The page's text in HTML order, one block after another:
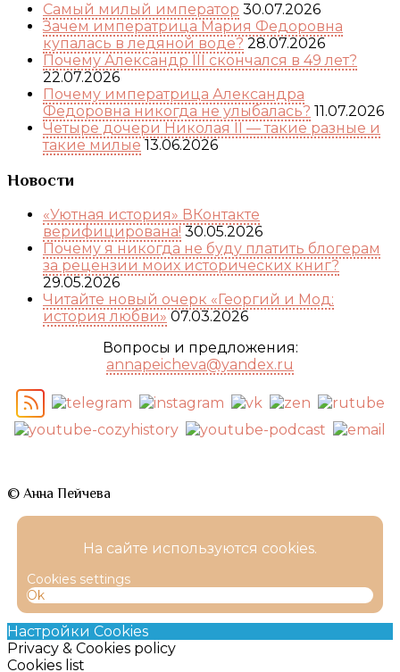
Самый милый император 30.07.2026
Зачем императрица Мария Федоровна
купалась в ледяной воде? 28.07.2026
Почему Александр III скончался в 49 лет?
22.07.2026
Почему императрица Александра
Федоровна никогда не улыбалась? 11.07.2026
Четыре дочери Николая II — такие разные и
такие милые 13.06.2026
Новости
«Уютная история» ВКонтакте
верифицирована! 30.05.2026
Почему я никогда не буду платить блогерам
за рецензии моих исторических книг?
29.05.2026
Читайте новый очерк «Георгий и Мод:
история любви» 07.03.2026
Вопросы и предложения:
annapeicheva@yandex.ru
© Анна Пейчева
На сайте используются cookies.
Cookies settings
Ok
Настройки Cookies
Privacy & Cookies policy
Cookies list